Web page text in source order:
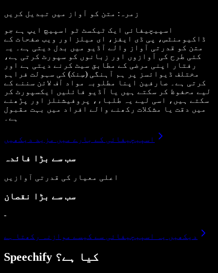
زمرہ: متن کو آواز میں تبدیل کریں
اسپیچیفائی ایک ٹیکسٹ ٹو اسپیچ ایپ ہے جو
ڈاکیومنٹس، پی ڈی ایفز، ای میلز اور ویب صفحات کے
متن کو قدرتی آواز والے آڈیو میں بدل دیتی ہے۔ یہ
کئی طرح کی آوازوں اور زبانوں کو سپورٹ کرتی ہے،
رفتار اپنی مرضی کے مطابق سیٹ کرنے دیتی ہے اور
مختلف ڈیوائسز پر ہم آہنگی (سِنک) کی سہولت فراہم
کرتی ہے۔ صارفین اپنا مطلوبہ مواد آف لائن سننے کے
لیے محفوظ کر سکتے ہیں یا آڈیو فائلیں ایکسپورٹ کر
سکتے ہیں، اسی لیے یہ طلباء، پروفیشنلز اور پڑھنے
میں دقت یا مشکلات رکھنے والے افراد میں بہت مقبول
ہے۔
اسپیچیفائی کے بارے میں مزید دیکھیں
سب سے بڑا فائدہ
اعلی معیار کی قدرتی آوازیں
سب سے بڑا نقصان
-
دیکھیں یہ اسپیچیفائی سے کیسے موازنہ رکھتا ہے
Speechify کیا ہے؟